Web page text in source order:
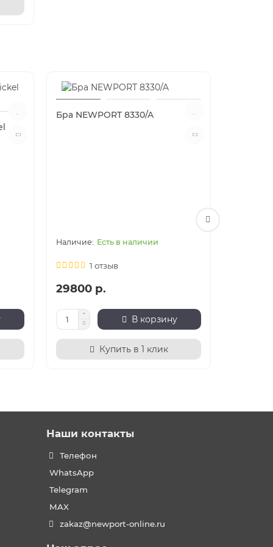
Бра NEWPORT 8330/A
Есть в наличии
1 отзыв
29800 р.
В корзину
Купить в 1 клик
Наши контакты
Телефон
WhatsApp
Telegram
MAX
zakaz@newport-online.ru